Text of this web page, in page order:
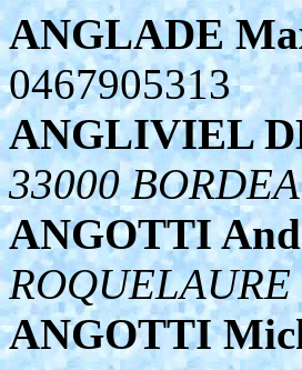
ANGLADE
0467905313
ANGLIVIEL
33000
ANGOTTI
ROQUELAURE
ANGOTTI